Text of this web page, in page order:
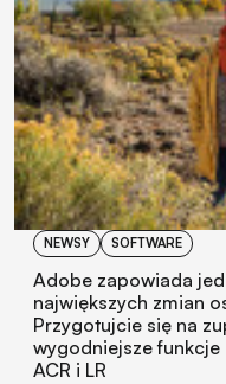
NEWSY SOFTWARE
Adobe zapowiada
największych zmian
Przygotujcie się na
wygodniejsze funkcje
ACR i LR